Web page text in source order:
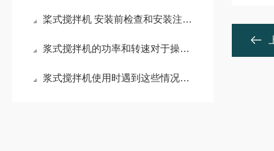
桨式搅拌机 安装前检查和安装注意事项
浆式搅拌机的功率和转速对于操作有何影响？
浆式搅拌机使用时遇到这些情况不要慌！